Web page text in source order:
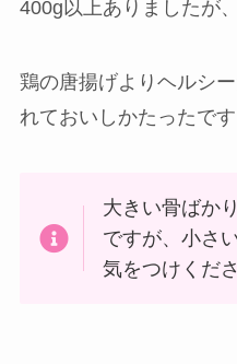
400g以上ありましたが
鶏の唐揚げよりヘルシ
れておいしかたったです
大きい骨ばか
ですが、小さ
気をつけくだ